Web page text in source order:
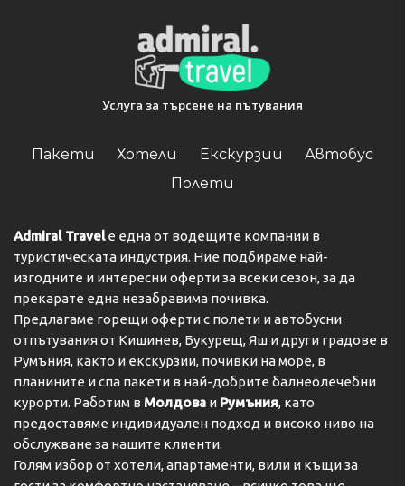
Услуга за търсене на пътувания
Пакети Хотели Екскурзии
Автобус
Полети
Admiral Travelе една от водещите компании в
туристическата индустрия. Ние подбираме най-
изгодните и интересни оферти за всеки сезон, за да
прекарате една незабравима почивка.
Предлагаме горещи оферти с полети и автобусни
отпътувания от Кишинев, Букурещ, Яш и други градове в
Румъния, както и екскурзии, почивки на море, в
планините и спа пакети в най-добрите балнеолечебни
курорти. Работим в Молдова и Румъния, като
предоставяме индивидуален подход и високо ниво на
обслужване за нашите клиенти.
Голям избор от хотели, апартаменти, вили и къщи за